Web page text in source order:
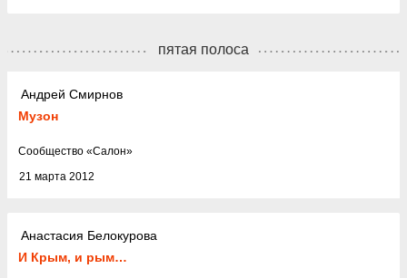
пятая полоса
Андрей Смирнов
Музон
21 марта 2012
Cообщество «Салон»
Анастасия Белокурова
И Крым, и рым…